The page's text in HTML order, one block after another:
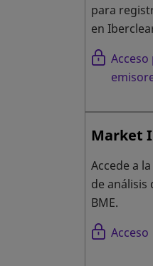
para
en
Acceso
Market
Accede a
de análisis
BME.
Acceso
se abre en